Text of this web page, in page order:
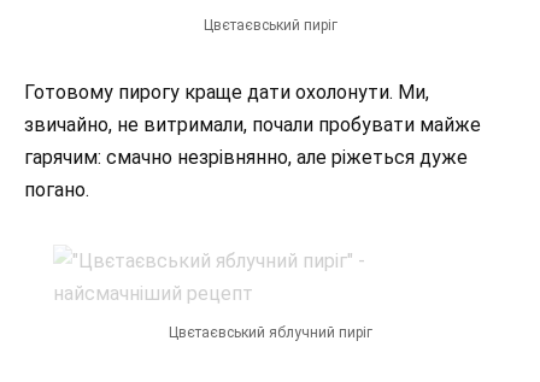
Цвєтаєвський пиріг
Готовому пирогу краще дати охолонути. Ми,
звичайно, не витримали, почали пробувати майже
гарячим: смачно незрівнянно, але ріжеться дуже
погано.
Цвєтаєвський яблучний пиріг